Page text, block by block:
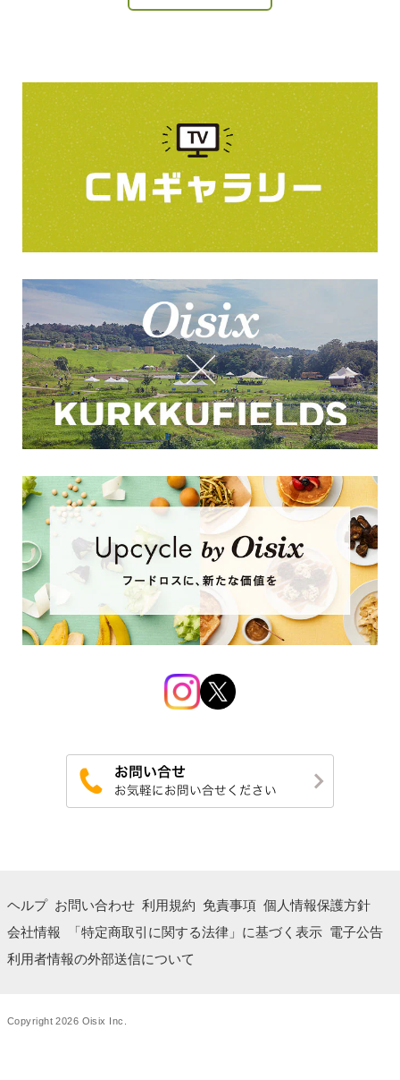
ヘルプ お問い合わせ 利用規約 免責事項 個人情報保護方針
会社情報
「特定商取引に関する法律」に基づく表示 電子公告
利用者情報の外部送信について
Copyright 2026 Oisix Inc.